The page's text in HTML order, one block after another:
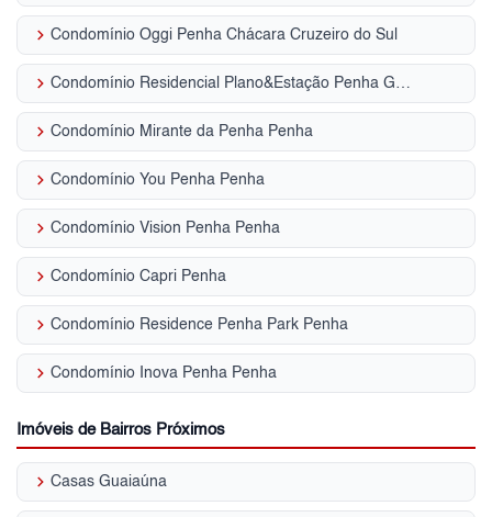
keyboard_arrow_right Condomínio Oggi Penha Chácara Cruzeiro do Sul
keyboard_arrow_right Condomínio Residencial Plano&Estação Penha Guaiaúna
keyboard_arrow_right Condomínio Mirante da Penha Penha
keyboard_arrow_right Condomínio You Penha Penha
keyboard_arrow_right Condomínio Vision Penha Penha
keyboard_arrow_right Condomínio Capri Penha
keyboard_arrow_right Condomínio Residence Penha Park Penha
keyboard_arrow_right Condomínio Inova Penha Penha
Imóveis de Bairros Próximos
keyboard_arrow_right Casas Guaiaúna